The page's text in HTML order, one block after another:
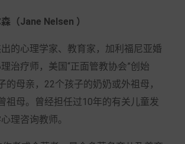
（Jane Nelsen ）
的心理学家、教育家，加利福尼亚婚
治疗师，美国“正面管教协会”创始
的母亲，22个孩子的奶奶或外祖母，
祖母。曾经担任过10年的有关儿童发
理咨询教师。